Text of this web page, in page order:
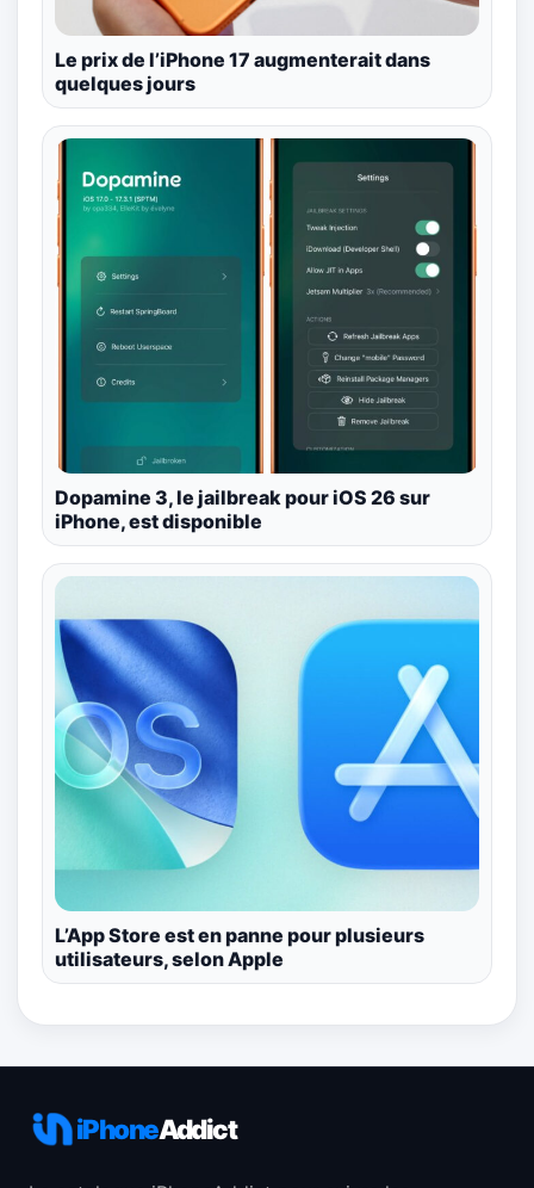
Le prix de l’iPhone 17 augmenterait dans
quelques jours
Dopamine 3, le jailbreak pour iOS 26 sur
iPhone, est disponible
L’App Store est en panne pour plusieurs
utilisateurs, selon Apple
iPhoneAddict